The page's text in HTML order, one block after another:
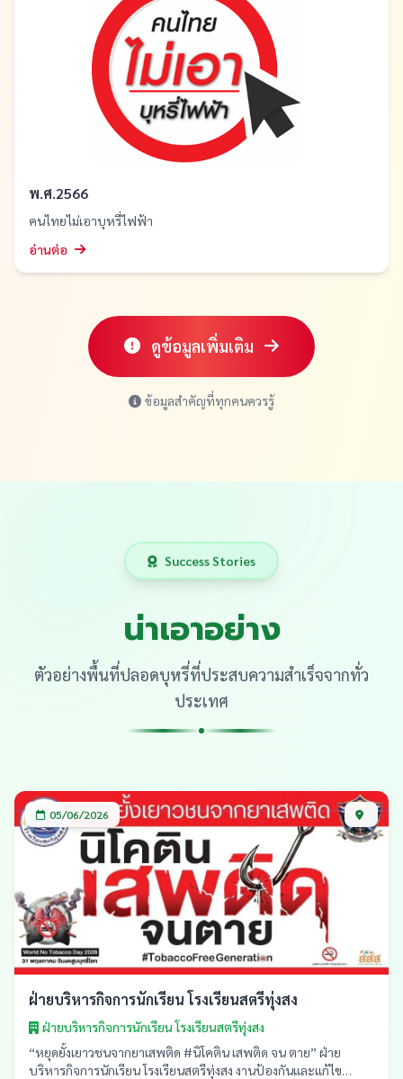
พ.ศ.2566
คนไทยไม่เอาบุหรี่ไฟฟ้า
อ่านต่อ
ดูข้อมูลเพิ่มเติม
ข้อมูลสำคัญที่ทุกคนควรรู้
Success Stories
น่าเอาอย่าง
ตัวอย่างพื้นที่ปลอดบุหรี่ที่ประสบความสำเร็จจากทั่ว
ประเทศ
05/06/2026
ฝ่ายบริหารกิจการนักเรียน โรงเรียนสตรีทุ่งสง
ฝ่ายบริหารกิจการนักเรียน โรงเรียนสตรีทุ่งสง
“หยุดยั้งเยาวชนจากยาเสพติด #นิโคติน เสพติด จน ตาย” ฝ่าย
บริหารกิจการนักเรียน โรงเรียนสตรีทุ่งสง งานป้องกันและแก้ไข